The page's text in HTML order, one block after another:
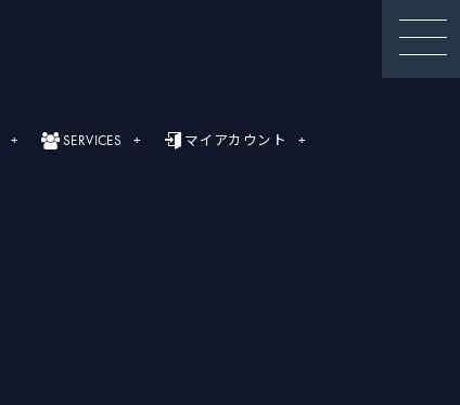
SERVICES マイアカウント